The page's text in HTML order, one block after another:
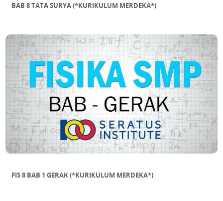
BAB 8 TATA SURYA (*KURIKULUM MERDEKA*)
FIS 8 BAB 1 GERAK (*KURIKULUM MERDEKA*)